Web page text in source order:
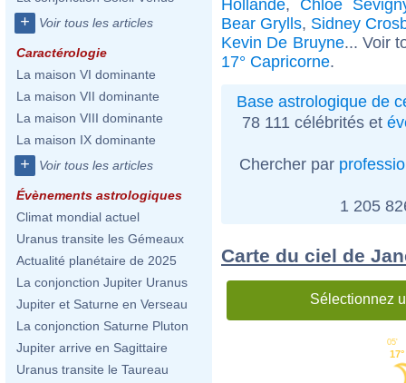
+ Voir tous les articles
Caractérologie
La maison VI dominante
La maison VII dominante
La maison VIII dominante
La maison IX dominante
+ Voir tous les articles
Évènements astrologiques
Climat mondial actuel
Uranus transite les Gémeaux
Actualité planétaire de 2025
La conjonction Jupiter Uranus
Jupiter et Saturne en Verseau
La conjonction Saturne Pluton
Jupiter arrive en Sagittaire
Uranus transite le Taureau
Hollande, Chloe
Bear Grylls, Sidney
Kevin De Bruyne... Voir
17° Capricorne.
Base astrologique de
78 111 célébrités et
Chercher par
1 205
Carte du ciel de
Sélectionnez
17°
05'